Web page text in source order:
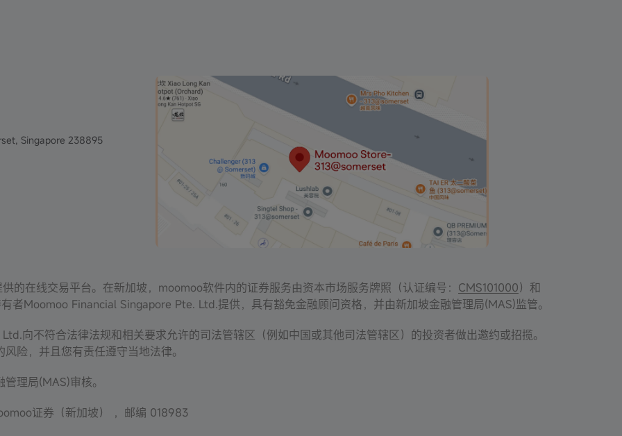
Singapore 238895
的在线交易平台。在新加坡，moomoo软件内的证券服务由资本市场服务牌照（认证编号： CMS101000）和
者Moomoo Financial Singapore Pte. Ltd.提供，具有豁免金融顾问资格，并由新加坡金融管理局(MAS)监管。
向不符合法律法规和相关要求允许的司法管辖区（例如中国或其他司法管辖区）的投资者做出邀约或招揽。
险，并且您有责任遵守当地法律。
理局(MAS)审核。
证券（新加坡） ，邮编 018983